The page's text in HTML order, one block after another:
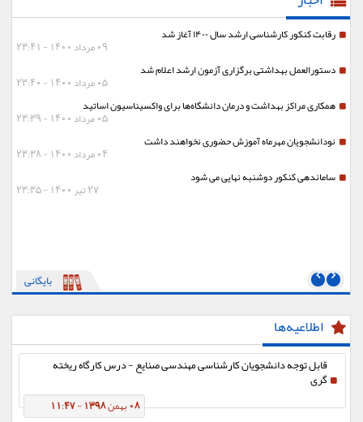
رقابت کنکور کارشناسی ارشد سال ۱۴۰۰ آغاز شد
09 مرداد 1400 - 23:41
دستورالعمل بهداشتی برگزاری آزمون ارشد اعلام شد
05 مرداد 1400 - 23:40
همکاری مراکز بهداشت و درمان دانشگاه‌ها برای واکسیناسیون اساتید
05 مرداد 1400 - 23:39
نودانشجویان مهرماه آموزش حضوری نخواهند داشت
04 مرداد 1400 - 23:38
ساماندهی کنکور دوشنبه نهایی می شود
27 تیر 1400 - 23:35
بایگانی
اطلاعیه‌ها
قابل توجه دانشجویان کارشناسی مهندسی صنایع - درس کارگاه ریخته
گری
08 بهمن 1398 - 11:47